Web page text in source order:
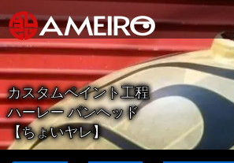
カスタムペイント工程
ハーレー パンヘッド
【ちょいヤレ】